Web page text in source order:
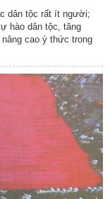
dân tộc rất ít người;
hào dân tộc, tăng
cao ý thức trong